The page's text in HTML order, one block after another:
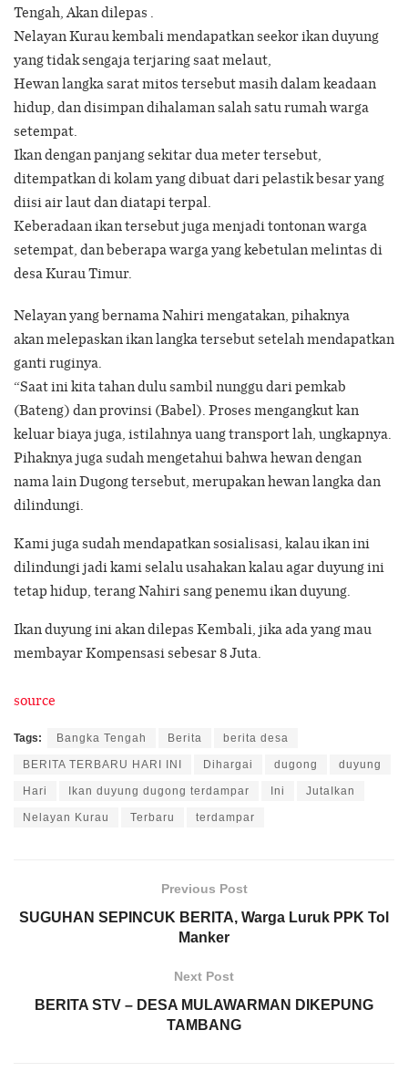
Tengah, Akan dilepas .
Nelayan Kurau kembali mendapatkan seekor ikan duyung
yang tidak sengaja terjaring saat melaut,
Hewan langka sarat mitos tersebut masih dalam keadaan
hidup, dan disimpan dihalaman salah satu rumah warga
setempat.
Ikan dengan panjang sekitar dua meter tersebut,
ditempatkan di kolam yang dibuat dari pelastik besar yang
diisi air laut dan diatapi terpal.
Keberadaan ikan tersebut juga menjadi tontonan warga
setempat, dan beberapa warga yang kebetulan melintas di
desa Kurau Timur.
Nelayan yang bernama Nahiri mengatakan, pihaknya
akan melepaskan ikan langka tersebut setelah mendapatkan
ganti ruginya.
“Saat ini kita tahan dulu sambil nunggu dari pemkab
(Bateng) dan provinsi (Babel). Proses mengangkut kan
keluar biaya juga, istilahnya uang transport lah, ungkapnya.
Pihaknya juga sudah mengetahui bahwa hewan dengan
nama lain Dugong tersebut, merupakan hewan langka dan
dilindungi.
Kami juga sudah mendapatkan sosialisasi, kalau ikan ini
dilindungi jadi kami selalu usahakan kalau agar duyung ini
tetap hidup, terang Nahiri sang penemu ikan duyung.
Ikan duyung ini akan dilepas Kembali, jika ada yang mau
membayar Kompensasi sebesar 8 Juta.
source
Tags: Bangka Tengah Berita berita desa
BERITA TERBARU HARI INI Dihargai dugong duyung
Hari Ikan duyung dugong terdampar Ini JutaIkan
Nelayan Kurau Terbaru terdampar
Previous Post
SUGUHAN SEPINCUK BERITA, Warga Luruk PPK Tol
Manker
Next Post
BERITA STV – DESA MULAWARMAN DIKEPUNG
TAMBANG